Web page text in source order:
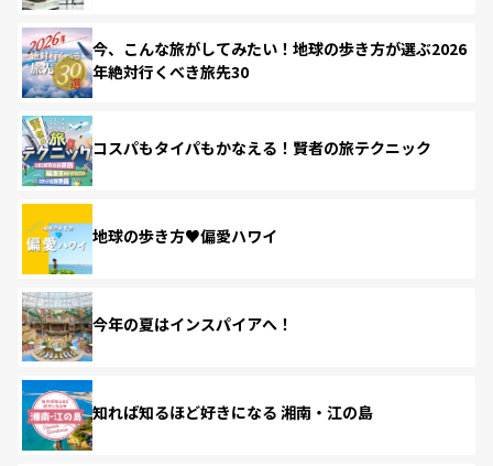
今、こんな旅がしてみたい！地球の歩き方が選ぶ2026
年絶対行くべき旅先30
コスパもタイパもかなえる！賢者の旅テクニック
地球の歩き方♥偏愛ハワイ
今年の夏はインスパイアへ！
知れば知るほど好きになる 湘南・江の島